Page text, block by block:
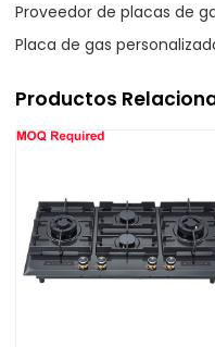
Proveedor de placas de
Placa de gas
Productos